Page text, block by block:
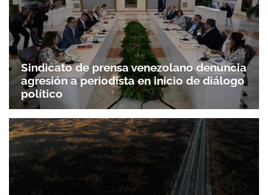
Sindicato de prensa venezolano denuncia
agresión a periodista en inicio de diálogo
político